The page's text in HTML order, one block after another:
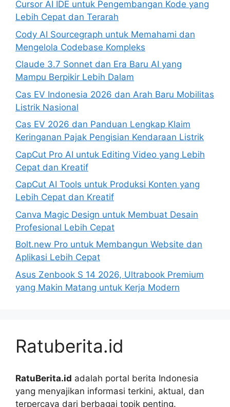
Cursor AI IDE untuk Pengembangan Kode yang
Lebih Cepat dan Terarah
Cody AI Sourcegraph untuk Memahami dan
Mengelola Codebase Kompleks
Claude 3.7 Sonnet dan Era Baru AI yang
Mampu Berpikir Lebih Dalam
Cas EV Indonesia 2026 dan Arah Baru Mobilitas
Listrik Nasional
Cas EV 2026 dan Panduan Lengkap Klaim
Keringanan Pajak Pengisian Kendaraan Listrik
CapCut Pro AI untuk Editing Video yang Lebih
Cepat dan Kreatif
CapCut AI Tools untuk Produksi Konten yang
Lebih Cepat dan Kreatif
Canva Magic Design untuk Membuat Desain
Profesional Lebih Cepat
Bolt.new Pro untuk Membangun Website dan
Aplikasi Lebih Cepat
Asus Zenbook S 14 2026, Ultrabook Premium
yang Makin Matang untuk Kerja Modern
Ratuberita.id
RatuBerita.id adalah portal berita Indonesia
yang menyajikan informasi terkini, aktual, dan
terpercaya dari berbagai topik penting.